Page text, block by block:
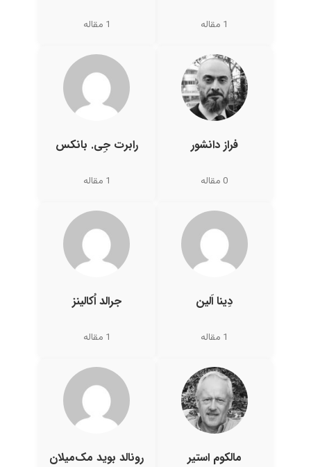
1 مقاله 1 مقاله
فراز دانشور
0 مقاله
رابرت جِی. بانکس
1 مقاله
دِینا اَلین
1 مقاله
جرالد اُکالینز
1 مقاله
مالکوم استیر رونالد بوید مک‌میلان